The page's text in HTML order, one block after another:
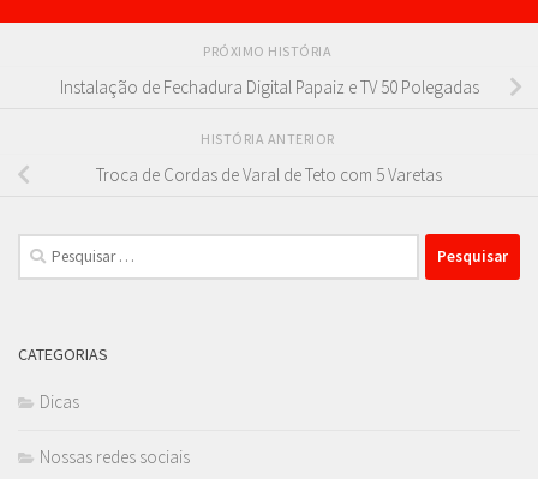
PRÓXIMO HISTÓRIA
Instalação de Fechadura Digital Papaiz e TV 50 Polegadas
HISTÓRIA ANTERIOR
Troca de Cordas de Varal de Teto com 5 Varetas
Pesquisar
por:
CATEGORIAS
Dicas
Nossas redes sociais